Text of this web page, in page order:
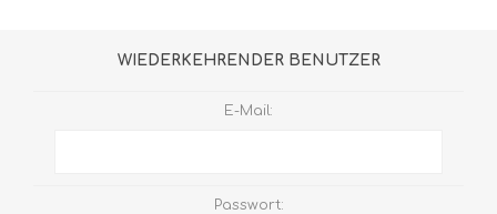
WIEDERKEHRENDER BENUTZER
E-Mail:
Passwort: